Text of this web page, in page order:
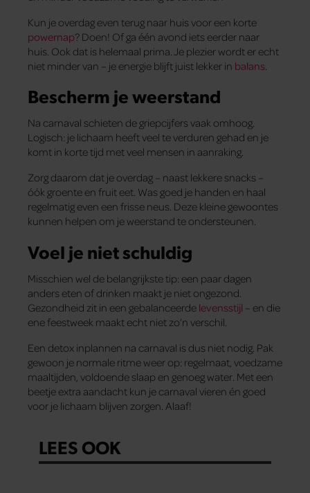
Kun je overdag even terug naar huis voor een korte
powernap? Doen! Of ga één avond iets eerder naar
huis. Ook dat is helemaal prima. Je plezier wordt er echt
niet minder van – je energie blijft juist lekker in balans.
Bescherm je weerstand
Na carnaval schieten de griepcijfers vaak omhoog.
Logisch: je lichaam heeft veel te verduren gehad en je
komt in korte tijd met veel mensen in aanraking.
Zorg daarom dat je overdag – naast lekkere snacks –
óók groente en fruit eet. Was goed je handen en haal
regelmatig even een frisse neus. Deze kleine gewoontes
kunnen helpen om je weerstand te ondersteunen.
Voel je niet schuldig
Misschien wel de belangrijkste tip: een paar dagen
anders eten of drinken maakt je niet ongezond.
Gezondheid zit in een gebalanceerde levensstijl – en die
ene feestweek maakt echt niet zo’n verschil.
Een detox inplannen na carnaval is dus niet nodig. Pak
gewoon je normale ritme weer op: regelmaat, voedzame
maaltijden, voldoende slaap en genoeg water. Met een
beetje extra aandacht kun je carnaval vieren én goed
voor je lichaam blijven zorgen. Alaaf!
LEES OOK